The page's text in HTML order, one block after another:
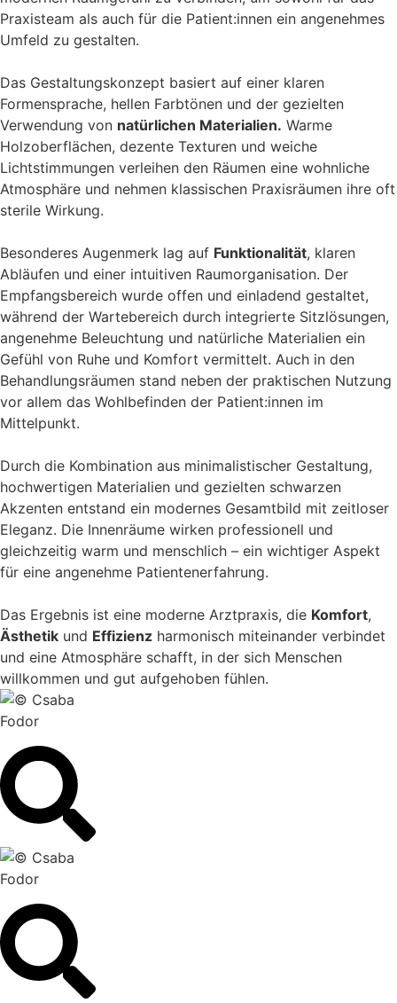
Praxisteam als auch für die Patient:innen ein angenehmes
Umfeld zu gestalten.
Das Gestaltungskonzept basiert auf einer klaren
Formensprache, hellen Farbtönen und der gezielten
Verwendung von natürlichen Materialien. Warme
Holzoberflächen, dezente Texturen und weiche
Lichtstimmungen verleihen den Räumen eine wohnliche
Atmosphäre und nehmen klassischen Praxisräumen ihre oft
sterile Wirkung.
Besonderes Augenmerk lag auf Funktionalität, klaren
Abläufen und einer intuitiven Raumorganisation. Der
Empfangsbereich wurde offen und einladend gestaltet,
während der Wartebereich durch integrierte Sitzlösungen,
angenehme Beleuchtung und natürliche Materialien ein
Gefühl von Ruhe und Komfort vermittelt. Auch in den
Behandlungsräumen stand neben der praktischen Nutzung
vor allem das Wohlbefinden der Patient:innen im
Mittelpunkt.
Durch die Kombination aus minimalistischer Gestaltung,
hochwertigen Materialien und gezielten schwarzen
Akzenten entstand ein modernes Gesamtbild mit zeitloser
Eleganz. Die Innenräume wirken professionell und
gleichzeitig warm und menschlich – ein wichtiger Aspekt
für eine angenehme Patientenerfahrung.
Das Ergebnis ist eine moderne Arztpraxis, die Komfort,
Ästhetik und Effizienz harmonisch miteinander verbindet
und eine Atmosphäre schafft, in der sich Menschen
willkommen und gut aufgehoben fühlen.